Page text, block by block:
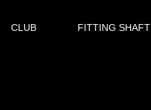
CLUB FITTING SHAFT